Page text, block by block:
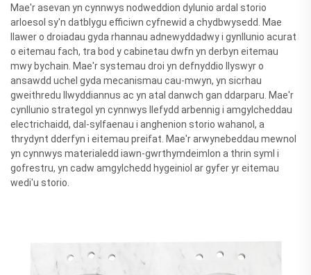
Mae'r asevan yn cynnwys nodweddion dylunio ardal storio
arloesol sy'n datblygu efficiwn cyfnewid a chydbwysedd. Mae
llawer o droiadau gyda rhannau adnewyddadwy i gynllunio acurat
o eitemau fach, tra bod y cabinetau dwfn yn derbyn eitemau
mwy bychain. Mae'r systemau droi yn defnyddio llyswyr o
ansawdd uchel gyda mecanismau cau-mwyn, yn sicrhau
gweithredu llwyddiannus ac yn atal danwch gan ddarparu. Mae'r
cynllunio strategol yn cynnwys llefydd arbennig i amgylcheddau
electrichaidd, dal-sylfaenau i anghenion storio wahanol, a
thrydynt dderfyn i eitemau preifat. Mae'r arwynebeddau mewnol
yn cynnwys materialedd iawn-gwrthymdeimlon a thrin syml i
gofrestru, yn cadw amgylchedd hygeiniol ar gyfer yr eitemau
wedi'u storio.